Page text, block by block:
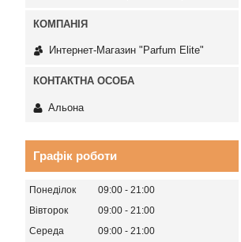
Интернет-Магазин "Parfum Elite"
Альона
Графік роботи
Понеділок 09:00
21:00
Вівторок
09:00
21:00
Середа
09:00
21:00